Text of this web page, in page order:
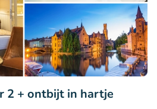
2 + ontbijt in hartje